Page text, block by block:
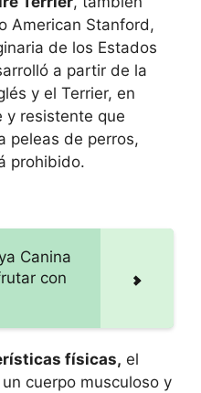
American Stanford,
de los Estados
a partir de la
y el Terrier, en
y resistente que
peleas de perros,
prohibido.
Canina
con
físicas, el
cuerpo musculoso y